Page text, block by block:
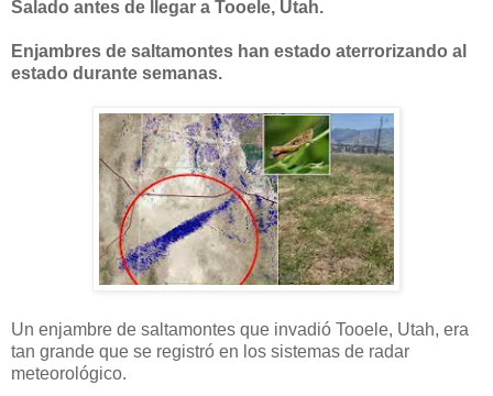
Salado antes de llegar a Tooele, Utah.
Enjambres de saltamontes han estado aterrorizando al
estado durante semanas.
Un enjambre de saltamontes que invadió Tooele, Utah, era
tan grande que se registró en los sistemas de radar
meteorológico.